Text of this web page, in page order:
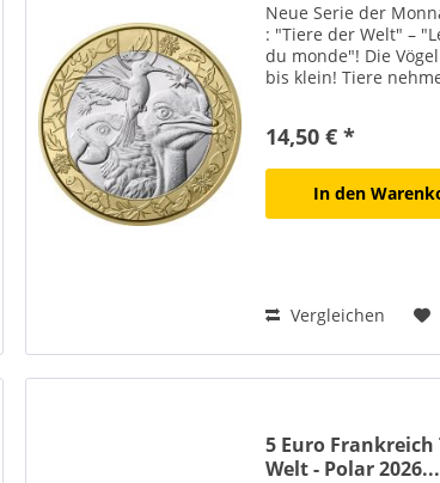
Neue Serie der
: "Tiere der Welt" –
du monde"! Die
bis klein! Tiere
vertraut oder fremd,
geheimnisvoll oder...
14,50 € *
In den
Vergleichen
5 Euro Frankreich
Welt - Polar 2026...